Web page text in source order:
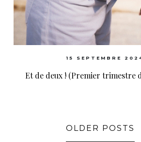
15 SEPTEMBRE
Et de deux ! (Premier trimestre
OLDER POSTS